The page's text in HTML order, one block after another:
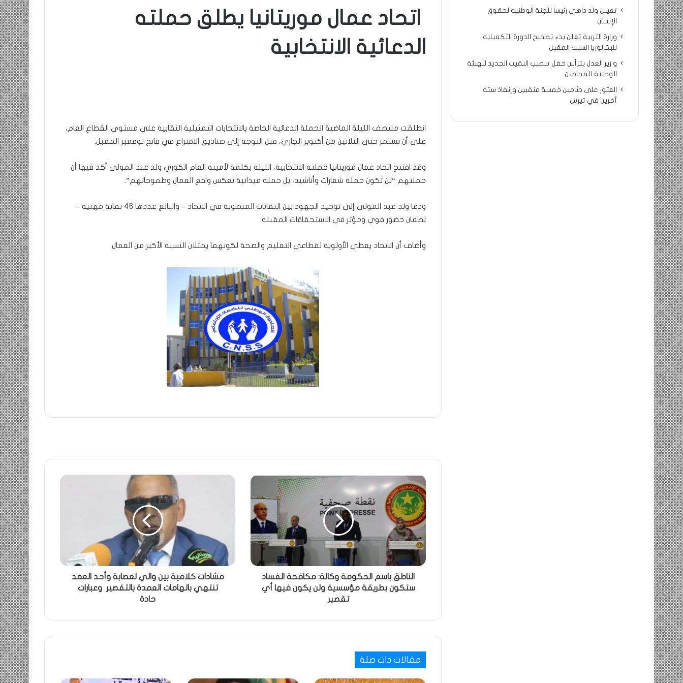
اتحاد عمال موريتانيا يطلق حملته
الدعائية الانتخابية
انطلقت منتصف الليلة الماضية الحملة الدعائية الخاصة بالانتخابات التمثيلية النقابية على مستوى القطاع العام،
على أن تستمر حتى الثلاثين من أكتوبر الجاري، قبل التوجه إلى صناديق الاقتراع في فاتح نوفمبر المقبل.
وقد افتتح اتحاد عمال موريتانيا حملته الانتخابية، الليلة بكلمة لأمينه العام الكوري ولد عبد المولى أكد فيها أن
حملتهم “لن تكون حملة شعارات وأناشيد، بل حملة ميدانية تعكس واقع العمال وطموحاتهم”.
ودعا ولد عبد المولى إلى توحيد الجهود بين النقابات المنضوية في الاتحاد – والبالغ عددها 46 نقابة مهنية –
لضمان حضور قوي ومؤثر في الاستحقاقات المقبلة.
وأضاف أن الاتحاد يعطي الأولوية لقطاعي التعليم والصحة لكونهما يمثلان النسبة الأكبر من العمال
الناطق باسم الحكومة وكالة: مكافحة الفساد
ستكون بطريقة مؤسسية ولن يكون فيها أي
تقصير
مشادات كلامية بين والي لعصابة وأحد العمد
تنتهي باتهامات العمدة بالتقصير وعبارات
حادة
مقالات ذات صلة
تعيين ولد داهي رئيسا للجنة الوطنية لحقوق
الإنسان
وزارة التربية تعلن بدء تصحيح الدورة التكميلية
للبكالوريا السبت المقبل
و زير العدل يترأس حفل تنصيب النقيب الجديد للهيئة
الوطنية للمحامين
العثور على جثامين خمسة منقبين وإنقاذ ستة
آخرين في تيرس